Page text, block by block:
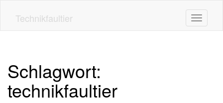
Technikfaultier Toggle
Schlagwort:
technikfaultier